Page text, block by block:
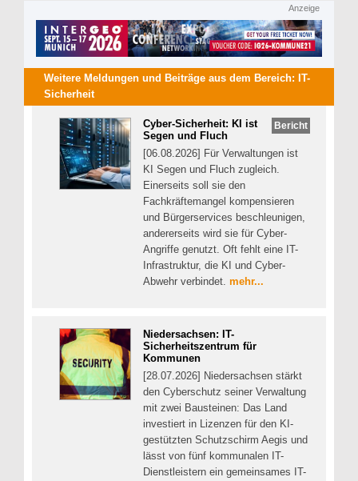
Anzeige
Weitere Meldungen und Beiträge aus dem Bereich: IT-
Sicherheit
Bericht
Cyber-Sicherheit: KI ist
Segen und Fluch
[06.08.2026] Für Verwaltungen ist
KI Segen und Fluch zugleich.
Einerseits soll sie den
Fachkräftemangel kompensieren
und Bürgerservices beschleunigen,
andererseits wird sie für Cyber-
Angriffe genutzt. Oft fehlt eine IT-
Infrastruktur, die KI und Cyber-
Abwehr verbindet. mehr...
Niedersachsen: IT-
Sicherheitszentrum für
Kommunen
[28.07.2026] Niedersachsen stärkt
den Cyberschutz seiner Verwaltung
mit zwei Bausteinen: Das Land
investiert in Lizenzen für den KI-
gestützten Schutzschirm Aegis und
lässt von fünf kommunalen IT-
Dienstleistern ein gemeinsames IT-